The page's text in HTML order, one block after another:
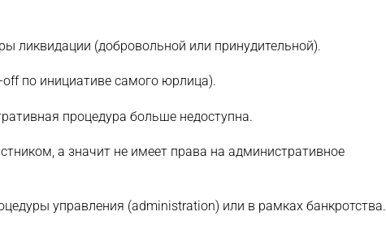
ликвидации (добровольной или принудительной).
по инициативе самого юрлица).
процедура больше недоступна.
а значит не имеет права на административное
управления (administration) или в рамках банкротства.